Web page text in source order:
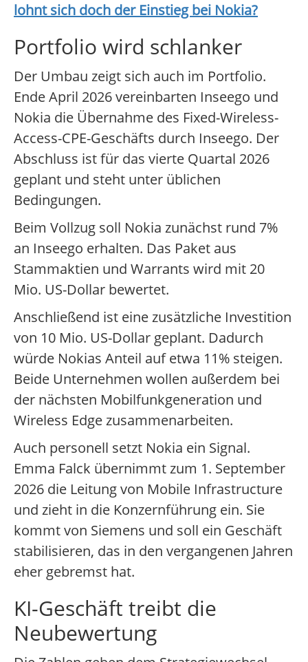
lohnt sich doch der Einstieg bei Nokia?
Portfolio wird schlanker
Der Umbau zeigt sich auch im Portfolio.
Ende April 2026 vereinbarten Inseego und
Nokia die Übernahme des Fixed-Wireless-
Access-CPE-Geschäfts durch Inseego. Der
Abschluss ist für das vierte Quartal 2026
geplant und steht unter üblichen
Bedingungen.
Beim Vollzug soll Nokia zunächst rund 7%
an Inseego erhalten. Das Paket aus
Stammaktien und Warrants wird mit 20
Mio. US-Dollar bewertet.
Anschließend ist eine zusätzliche Investition
von 10 Mio. US-Dollar geplant. Dadurch
würde Nokias Anteil auf etwa 11% steigen.
Beide Unternehmen wollen außerdem bei
der nächsten Mobilfunkgeneration und
Wireless Edge zusammenarbeiten.
Auch personell setzt Nokia ein Signal.
Emma Falck übernimmt zum 1. September
2026 die Leitung von Mobile Infrastructure
und zieht in die Konzernführung ein. Sie
kommt von Siemens und soll ein Geschäft
stabilisieren, das in den vergangenen Jahren
eher gebremst hat.
KI-Geschäft treibt die
Neubewertung